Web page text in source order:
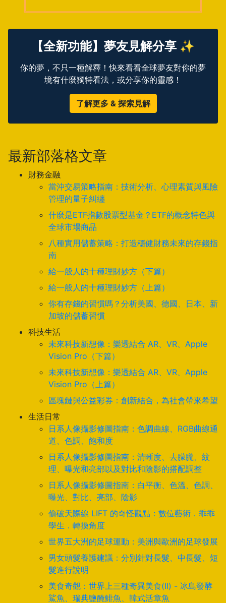
【全新功能】夢友見解分享 ✨
你的夢，不只一種解釋！快來看看全球夢友對你的夢
境有什麼獨特看法，或分享你的靈感！
了解更多 & 探索見解
最新部落格文章
財務金融
當沖交易策略指南：技術分析、心理素質與風險
管理的量子糾纏
什麼是ETF指數股票型基金？ETF的概念特色與
全球市場商品
八種實用儲蓄策略：打造穩健財務未來的存錢指
南
給一般人的十種理財妙方（下篇）
給一般人的十種理財妙方（上篇）
你有存錢的習慣嗎？分析美國、德國、日本、新
加坡的儲蓄習慣
科技生活
未來科技新想像：樂透結合 AR、VR、Apple
Vision Pro（下篇）
未來科技新想像：樂透結合 AR、VR、Apple
Vision Pro（上篇）
區塊鏈與公益彩券：創新結合，為社會帶來希望
生活日常
日系人像攝影修圖指南：色調曲線、RGB曲線通
道、色調、飽和度
日系人像攝影修圖指南：清晰度、去朦朧、紋
理、曝光和亮部以及對比和陰影的搭配調整
日系人像攝影修圖指南：白平衡、色溫、色調、
曝光、對比、亮部、陰影
偷破天際線 LIFT 的奇怪觀點：數位藝術．乖乖
學生．轉換角度
世界五大洲的足球運動：美洲與歐洲的足球發展
男女頭髮養護建議：分別針對長髮、中長髮、短
髮進行說明
美食奇觀：世界上三種奇異美食(II) - 冰島發酵
鯊魚、瑞典鹽醃鯡魚、韓式活章魚